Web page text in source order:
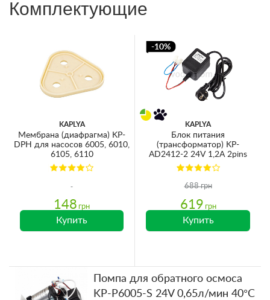
Комплектующие
KAPLYA
Мембрана (диафрагма) KP-
DPH для насосов 6005, 6010,
6105, 6110
148 грн
Купить
-10%
KAPLYA
Блок питания
(трансформатор) KP-
AD2412-2 24V 1,2A 2pins
688 грн
619 грн
Купить
Помпа для обратного осмоса
KP-P6005-S 24V 0,65л/мин 40°C